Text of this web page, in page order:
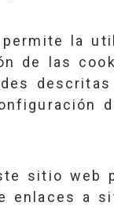
la
de las
descritas
sitio web
enlaces a